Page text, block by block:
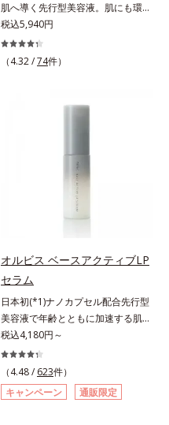
肌へ導く先行型美容液。肌にも環境
にも、いいことを——。
「CLEANENCE（クリーンエン
ス）」が目指すのは、まっさらな素
されるはずだった原料や資源を「ア
めるような加工を行う）」。不要と
されるものを生まれ変わらせて新し
いパワーを引き出し、サイエンスの
力でまっさらな素肌へと導くクリー
ンビューティブランドです。
税込5,940円
（4.32 /74件）
オルビス ベースアクティブLP
セラム
日本初(*1)ナノカプセル配合先行型
美容液で年齢とともに加速する肌悩
み(*2)にブレーキを。スキンケアの
打ち止め感に。年齢とともに加速す
る肌悩み(*2)にブレーキをかけ、化
粧水前の土台(*3)づくりで、うるお
いに満ち満ちた内側から弾むような
税込4,180円～
（4.48 / 623件）
キャンペーン
通販限定